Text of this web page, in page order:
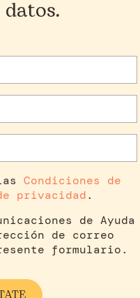
Condiciones de
privacidad.
de Ayuda
de correo
formulario.